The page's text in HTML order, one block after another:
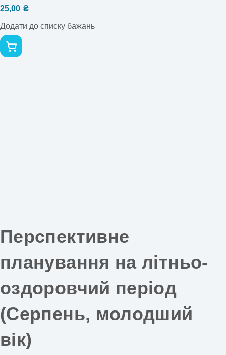
25,00 ₴
Додати до списку бажань
Перспективне
планування на літньо-
оздоровчий період
(Серпень, молодший
вік)